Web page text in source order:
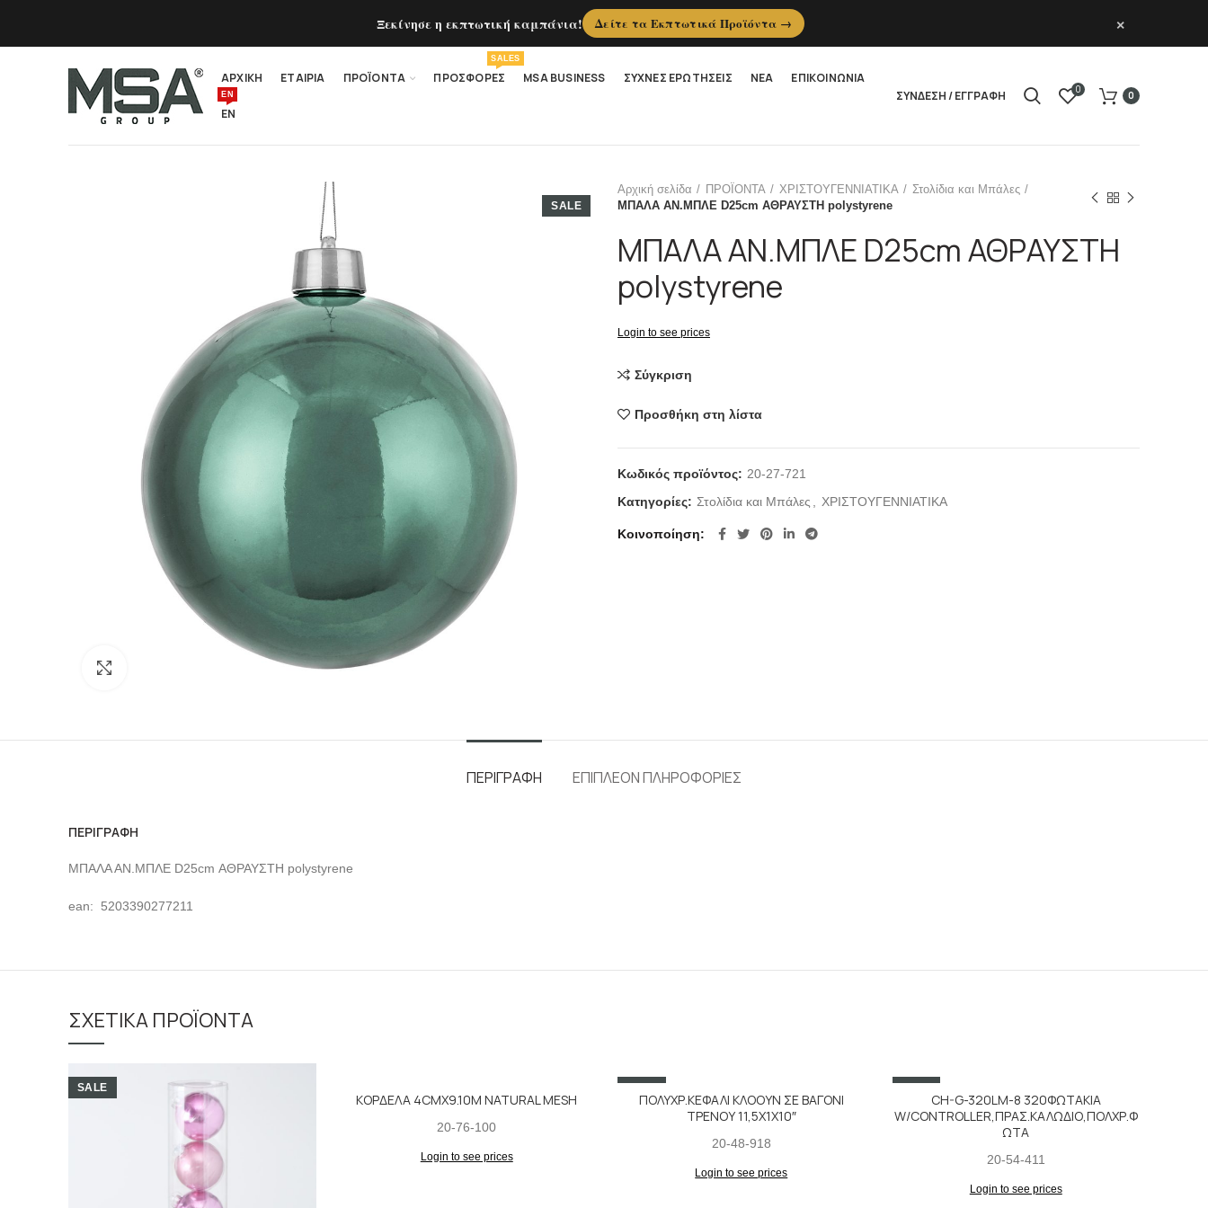
ΑΡΧΙΚΗ ΕΤΑΙΡΙΑ ΠΡΟΪΟΝΤΑ ΠΡΟΣΦΟΡΕΣ
SALES
MSA BUSINESS ΣΥΧΝΕΣ ΕΡΩΤΗΣΕΙΣ ΝΕΑ ΕΠΙΚΟΙΝΩΝΙΑ
EN
EN ΣΥΝΔΕΣΗ / ΕΓΓΡΑΦΗ 0
0
SALE
Αρχική σελίδα ΠΡΟΪΟΝΤΑ ΧΡΙΣΤΟΥΓΕΝΝΙΑΤΙΚΑ
Στολίδια και Μπάλες
ΜΠΑΛΑ ΑΝ.ΜΠΛΕ D25cm ΑΘΡΑΥΣΤΗ polystyrene
ΜΠΑΛΑ ΑΝ.ΜΠΛΕ D25cm ΑΘΡΑΥΣΤΗ
polystyrene
Login to see prices
Σύγκριση
Προσθήκη στη λίστα
Κωδικός προϊόντος: 20-27-721
Κατηγορίες: Στολίδια και Μπάλες ΧΡΙΣΤΟΥΓΕΝΝΙΑΤΙΚΑ
Κοινοποίηση
ΠΕΡΙΓΡΑΦΉ ΕΠΙΠΛΈΟΝ ΠΛΗΡΟΦΟΡΊΕΣ
ΠΕΡΙΓΡΑΦΉ
ΜΠΑΛΑ ΑΝ.ΜΠΛΕ D25cm ΑΘΡΑΥΣΤΗ polystyrene
ean: 5203390277211
ΣΧΕΤΙΚΆ ΠΡΟΪΌΝΤΑ
SALE
ΚΟΡΔΕΛΑ 4CMX9.10M NATURAL MESH
20-76-100
Login to see prices
ΠΟΛΥΧΡ.ΚΕΦΑΛΙ ΚΛΟΟΥΝ ΣΕ ΒΑΓΟΝΙ
ΤΡΕΝΟΥ 11,5X1X10″
20-48-918
Login to see prices
CH-G-320LM-8 320ΦΩΤΑΚΙΑ
W/CONTROLLER,ΠΡΑΣ.ΚΑΛΩΔΙΟ,ΠΟΛΧΡ.Φ
ΩΤΑ
20-54-411
Login to see prices
Ξεκίνησε η εκπτωτική καμπάνια! Δείτε τα Εκπτωτικά Προϊόντα → ×